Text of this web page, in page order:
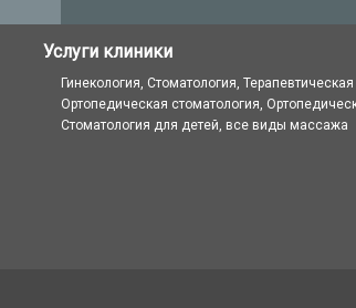
Услуги клиники
Гинекология, Стоматология,
Ортопедическая стоматология,
Стоматология для детей, все виды массажа